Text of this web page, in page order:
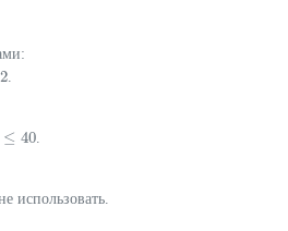
2.
≤ 40
40 .
использовать.